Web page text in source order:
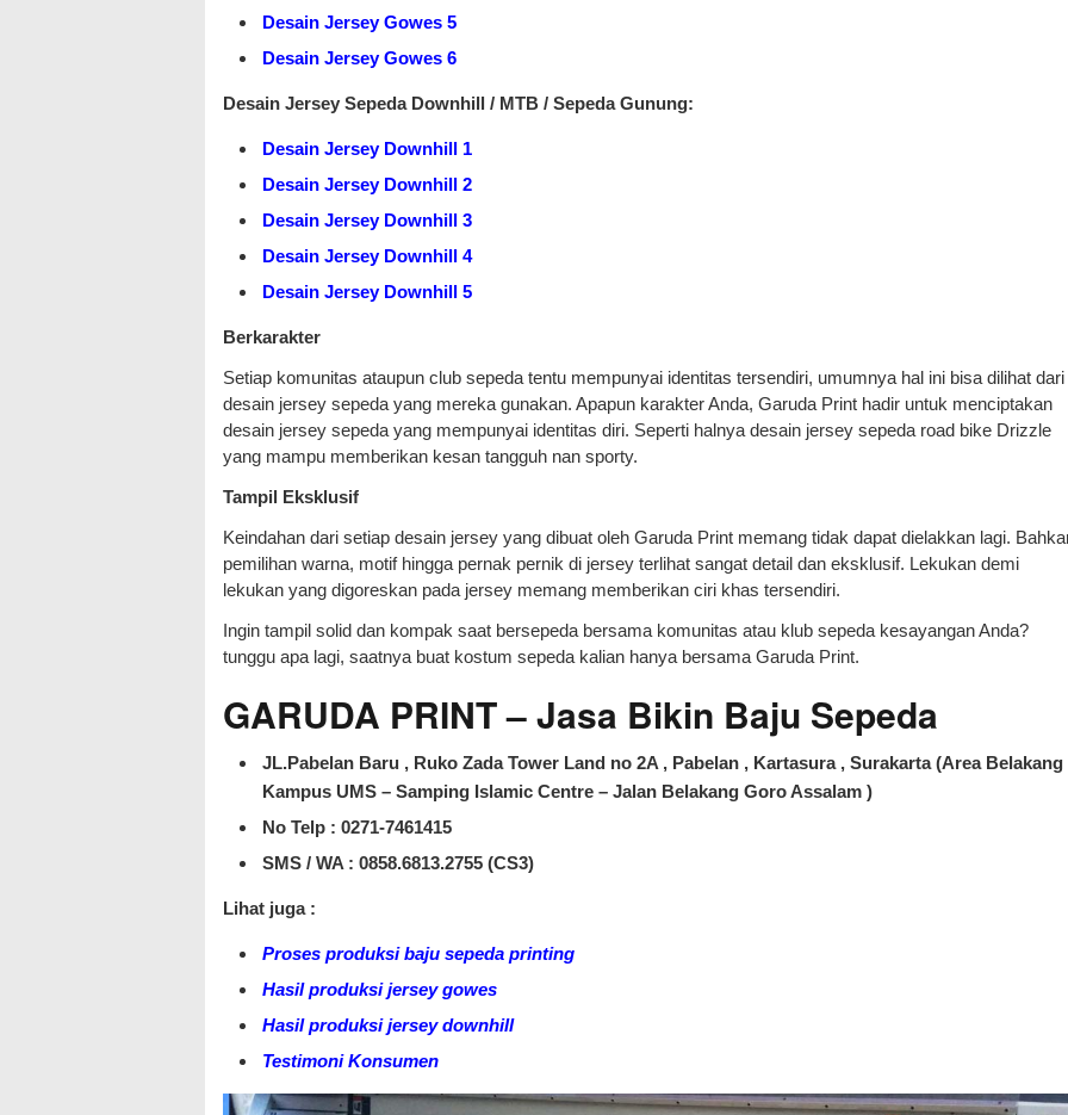
Desain Jersey Gowes 5
Desain Jersey Gowes 6
Desain Jersey Sepeda Downhill / MTB / Sepeda Gunung:
Desain Jersey Downhill 1
Desain Jersey Downhill 2
Desain Jersey Downhill 3
Desain Jersey Downhill 4
Desain Jersey Downhill 5
Berkarakter
Setiap komunitas ataupun club sepeda tentu mempunyai identitas tersendiri, umumnya hal ini bisa dilihat dari
desain jersey sepeda yang mereka gunakan. Apapun karakter Anda, Garuda Print hadir untuk menciptakan
desain jersey sepeda yang mempunyai identitas diri. Seperti halnya desain jersey sepeda road bike Drizzle
yang mampu memberikan kesan tangguh nan sporty.
Tampil Eksklusif
Keindahan dari setiap desain jersey yang dibuat oleh Garuda Print memang tidak dapat dielakkan lagi.
pemilihan warna, motif hingga pernak pernik di jersey terlihat sangat detail dan eksklusif. Lekukan demi
lekukan yang digoreskan pada jersey memang memberikan ciri khas tersendiri.
Ingin tampil solid dan kompak saat bersepeda bersama komunitas atau klub sepeda kesayangan Anda?
tunggu apa lagi, saatnya buat kostum sepeda kalian hanya bersama Garuda Print.
GARUDA PRINT – Jasa Bikin Baju Sepeda
JL.Pabelan Baru , Ruko Zada Tower Land no 2A , Pabelan , Kartasura , Surakarta (Area Belakang
Kampus UMS – Samping Islamic Centre – Jalan Belakang Goro Assalam )
No Telp : 0271-7461415
SMS / WA : 0858.6813.2755 (CS3)
Lihat juga :
Proses produksi baju sepeda printing
Hasil produksi jersey gowes
Hasil produksi jersey downhill
Testimoni Konsumen